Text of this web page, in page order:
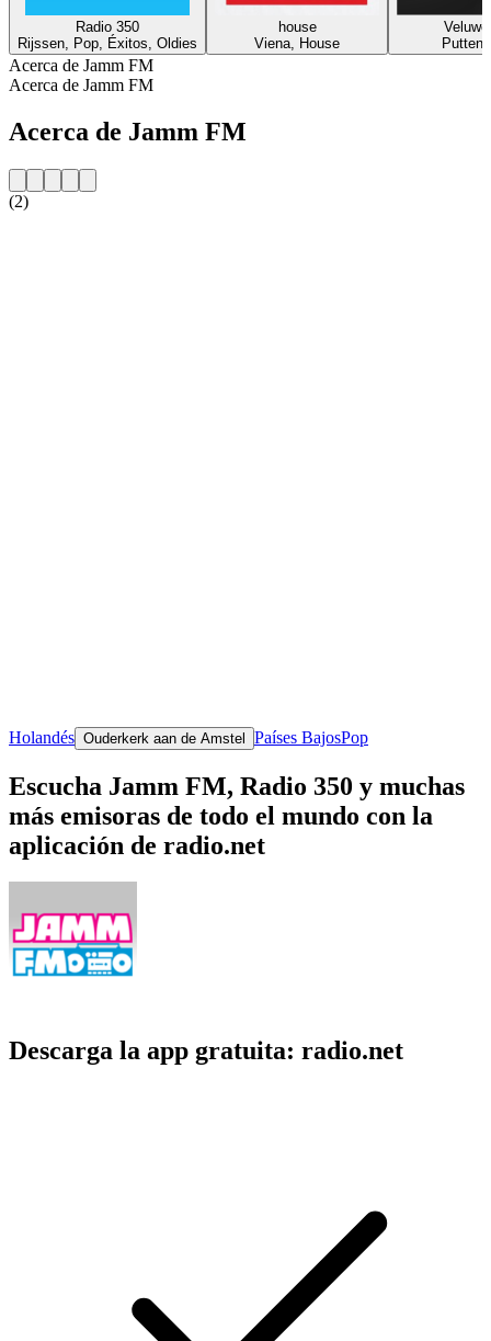
Radio 350
Rijssen, Pop, Éxitos, Oldies
house
Viena, House
Putten,
Acerca de Jamm FM
Acerca de Jamm FM
Acerca de Jamm FM
(2)
Holandés Ouderkerk aan de Amstel Países BajosPop
Escucha Jamm FM, Radio 350 y muchas
más emisoras de todo el mundo con la
aplicación de radio.net
Descarga la app gratuita: radio.net